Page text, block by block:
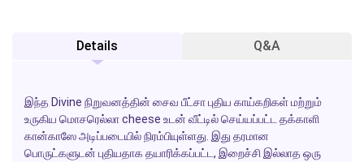
Details Q&A
இந்த Divine நிறுவனத்தின் சைவ பீட்சா புதிய காய்கறிகள் மற்றும்
உருகிய மொசரெல்லா cheese உடன் வீட்டில் செய்யப்பட்ட தக்காளி
கான்காஸே அடிப்படையில் நிரம்பியுள்ளது. இது தரமான
பொருட்களுடன் புதியதாக தயாரிக்கப்பட்ட, இறைச்சி இல்லாத ஒரு